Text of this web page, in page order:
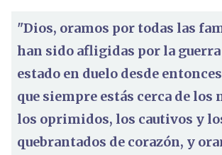
"Dios, oramos por todas las
han sido afligidas por la guerra
estado en duelo desde
que siempre estás cerca de los
los oprimidos, los cautivos y
quebrantados de corazón, y